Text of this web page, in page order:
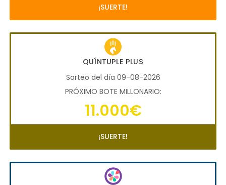
¡SUERTE!
QUÍNTUPLE PLUS
Sorteo del día 09-08-2026
PRÓXIMO BOTE MILLONARIO:
11.000€
¡SUERTE!